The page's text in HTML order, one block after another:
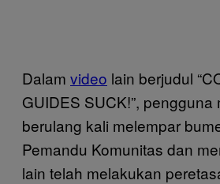
Dalam video lain berjudul
GUIDES SUCK!”,
berulang kali melempar
Pemandu Komunitas dan
lain telah melakukan